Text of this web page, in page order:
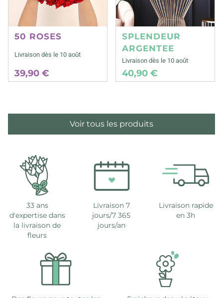
50 ROSES
Livraison dès le 10 août
39,90 €
SPLENDEUR
ARGENTEE
Livraison dès le 10 août
40,90 €
Voir tous les produits
33 ans
d'expertise dans
la livraison de
fleurs
Livraison 7
jours/7 365
jours/an
Livraison rapide
en 3h